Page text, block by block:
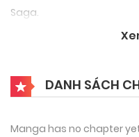
Saga.
DANH SÁCH
Manga has no chapter